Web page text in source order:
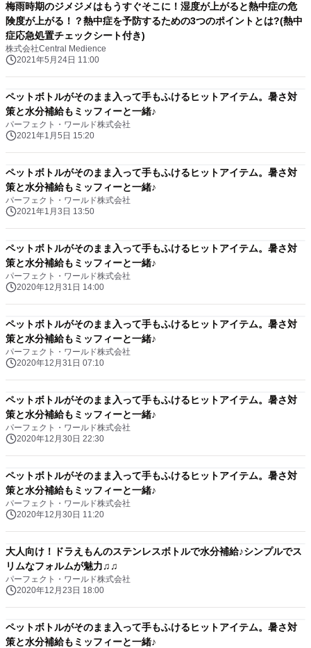
梅雨時期のジメジメはもうすぐそこに！湿度が上がると熱中症の危
険度が上がる！？熱中症を予防するための3つのポイントとは?(熱中
症応急処置チェックシート付き)
株式会社Central Medience
2021年5月24日 11:00
ペットボトルがそのまま入って手もふけるヒットアイテム。暑さ対
策と水分補給もミッフィーと一緒♪
パーフェクト・ワールド株式会社
2021年1月5日 15:20
ペットボトルがそのまま入って手もふけるヒットアイテム。暑さ対
策と水分補給もミッフィーと一緒♪
パーフェクト・ワールド株式会社
2021年1月3日 13:50
ペットボトルがそのまま入って手もふけるヒットアイテム。暑さ対
策と水分補給もミッフィーと一緒♪
パーフェクト・ワールド株式会社
2020年12月31日 14:00
ペットボトルがそのまま入って手もふけるヒットアイテム。暑さ対
策と水分補給もミッフィーと一緒♪
パーフェクト・ワールド株式会社
2020年12月31日 07:10
ペットボトルがそのまま入って手もふけるヒットアイテム。暑さ対
策と水分補給もミッフィーと一緒♪
パーフェクト・ワールド株式会社
2020年12月30日 22:30
ペットボトルがそのまま入って手もふけるヒットアイテム。暑さ対
策と水分補給もミッフィーと一緒♪
パーフェクト・ワールド株式会社
2020年12月30日 11:20
大人向け！ドラえもんのステンレスボトルで水分補給♪シンプルでス
リムなフォルムが魅力♫♫
パーフェクト・ワールド株式会社
2020年12月23日 18:00
ペットボトルがそのまま入って手もふけるヒットアイテム。暑さ対
策と水分補給もミッフィーと一緒♪